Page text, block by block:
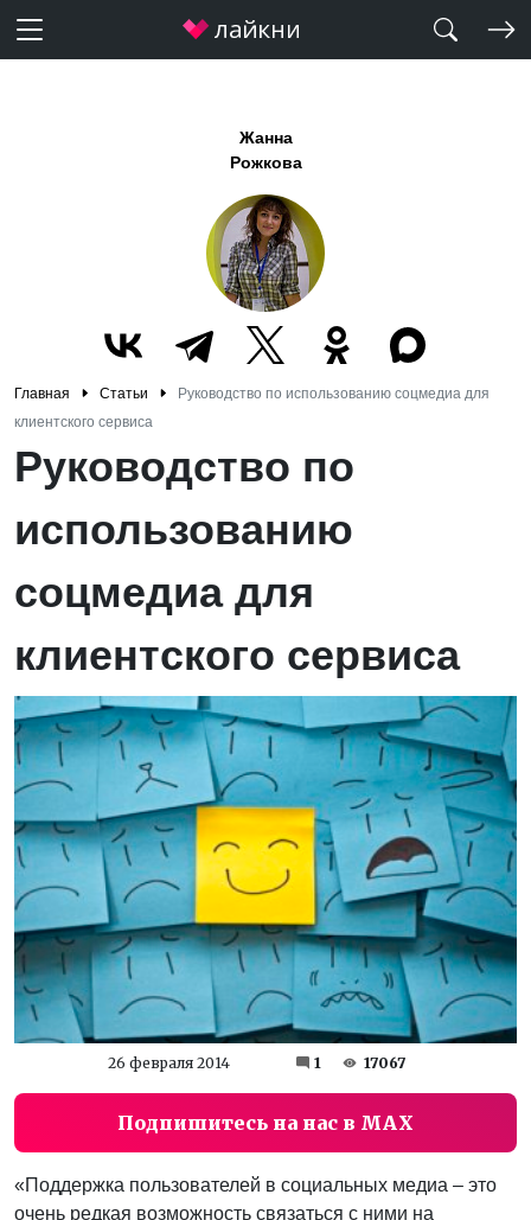
Жанна
Рожкова
Главная Статьи
Руководство по использованию соцмедиа для
клиентского сервиса
Руководство по
использованию
соцмедиа для
клиентского сервиса
26 февраля 2014 1 17067
Подпишитесь на нас в MAX
«Поддержка пользователей в социальных медиа – это
очень редкая возможность связаться с ними на